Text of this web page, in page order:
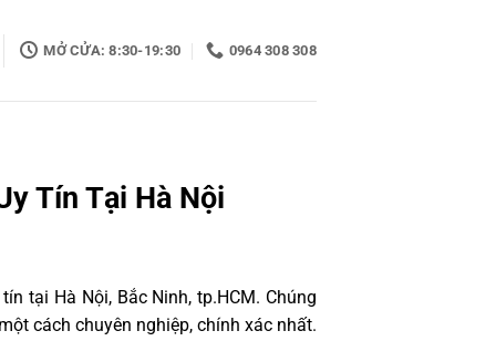
MỞ CỬA: 8:30-19:30 0964 308 308
Tín Tại Hà Nội
tại Hà Nội, Bắc Ninh, tp.HCM. Chúng
cách chuyên nghiệp, chính xác nhất.